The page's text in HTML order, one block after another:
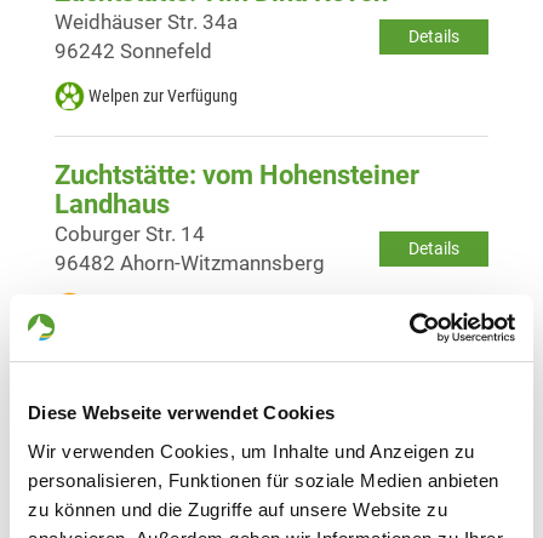
Diese Webseite verwendet Cookies
Wir verwenden Cookies, um Inhalte und Anzeigen zu
personalisieren, Funktionen für soziale Medien anbieten
zu können und die Zugriffe auf unsere Website zu
Details
Weidhäuser Str. 34a
96242 Sonnefeld
Welpen zur Verfügung
Zuchtstätte: vom Hohensteiner
Landhaus
Details
Coburger Str. 14
96482 Ahorn-Witzmannsberg
Siedlungsstr. 25 a
96476 Bad Rodach
Welpen erwartet